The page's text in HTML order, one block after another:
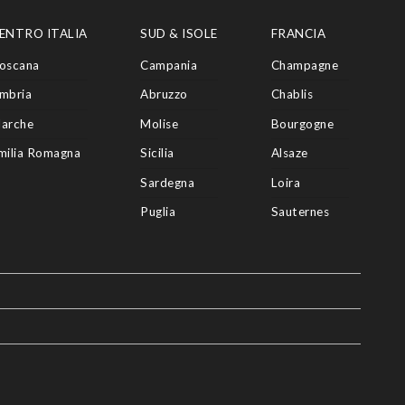
ITALIA
Romagna
SUD & ISOLE
Campania
Abruzzo
Molise
Sicilia
Sardegna
Puglia
FRANCIA
Champagne
Chablis
Bourgogne
Alsaze
Loira
Sauternes